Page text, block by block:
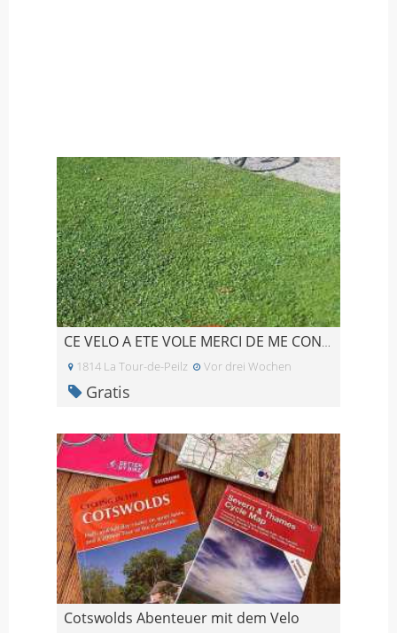
CE VELO A ETE VOLE MERCI DE ME CONTACTER SI VOUS L
1814 La Tour-de-Peilz Vor drei Wochen
Gratis
Cotswolds Abenteuer mit dem Velo